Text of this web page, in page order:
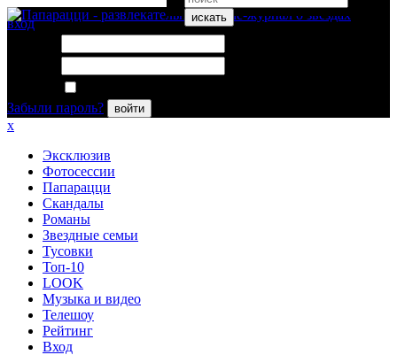
искать
вход
Забыли пароль?
войти
x
Эксклюзив
Фотосессии
Папарацци
Скандалы
Романы
Звездные семьи
Тусовки
Топ-10
LOOK
Музыка и видео
Телешоу
Рейтинг
Вход